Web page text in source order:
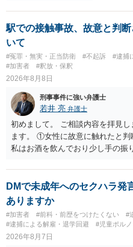
駅での接触事故、故意と判
いて
#冤罪・無実・正当防衛 #不起訴 #逮捕
#加害者
#釈放・保釈
2026年8月8日
刑事事件に強い弁護士
若井 亮 弁護士
初めまして。 ご相談内容を拝見
ます。 ①女性に故意に触れたと判
私はお酒を飲んでおり少し手の振
いた場合、故意だと判定されやす
故意があると判断されることは
の可能性 この行為により、痴漢や
捕、呼び出しされる可能性はどれ
まっただけであり、さらにその場
とからすると、この後に呼び出さ
DMで未成年へのセクハラ発
ありますか
#加害者 #前科・前歴をつけたくない
#
#逮捕による解雇・退学回避
#児童ポル
2026年8月7日